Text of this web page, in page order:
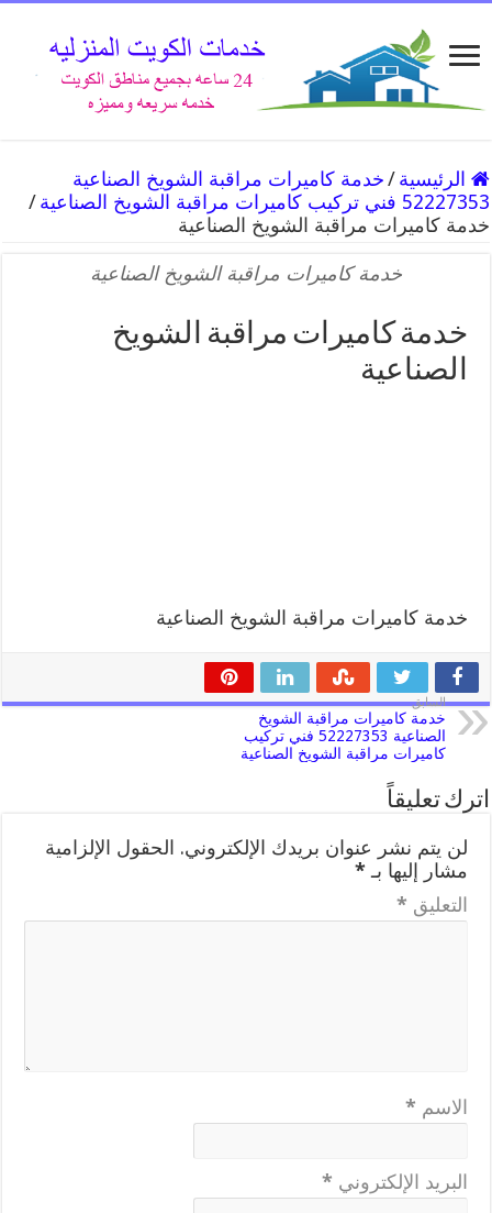
الرئيسية /خدمة كاميرات مراقبة الشويخ الصناعية
52227353 فني تركيب كاميرات مراقبة الشويخ الصناعية
/
خدمة كاميرات مراقبة الشويخ الصناعية
خدمة كاميرات مراقبة الشويخ الصناعية
خدمة كاميرات مراقبة الشويخ
الصناعية
خدمة كاميرات مراقبة الشويخ الصناعية
السابق
خدمة كاميرات مراقبة الشويخ
الصناعية 52227353 فني تركيب
كاميرات مراقبة الشويخ الصناعية
اترك تعليقاً
لن يتم نشر عنوان بريدك الإلكتروني. الحقول الإلزامية
مشار إليها بـ*
التعليق *
الاسم *
البريد الإلكتروني *